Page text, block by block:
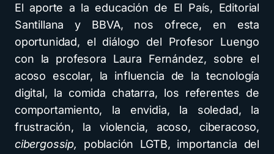
El aporte a la educación de El País, Editorial
Santillana y BBVA, nos ofrece, en esta
oportunidad, el diálogo del Profesor Luengo
con la profesora Laura Fernández, sobre el
acoso escolar, la influencia de la tecnología
digital, la comida chatarra, los referentes de
comportamiento, la envidia, la soledad, la
frustración, la violencia, acoso, ciberacoso,
cibergossip, población LGTB, importancia del